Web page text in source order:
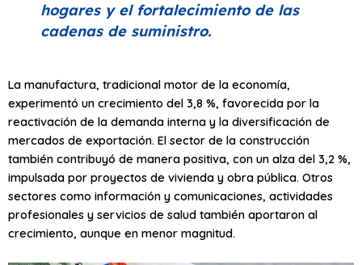
hogares y el fortalecimiento de las
cadenas de suministro.
La manufactura, tradicional motor de la economía,
experimentó un crecimiento del 3,8 %, favorecida por la
reactivación de la demanda interna y la diversificación de
mercados de exportación. El sector de la construcción
también contribuyó de manera positiva, con un alza del 3,2 %,
impulsada por proyectos de vivienda y obra pública. Otros
sectores como información y comunicaciones, actividades
profesionales y servicios de salud también aportaron al
crecimiento, aunque en menor magnitud.